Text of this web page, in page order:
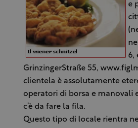
e
6,
GrinzingerStraße 55,
clientela è assolutamente
operatori di borsa e manovali
c’è da fare la fila.
Questo tipo di locale rientra